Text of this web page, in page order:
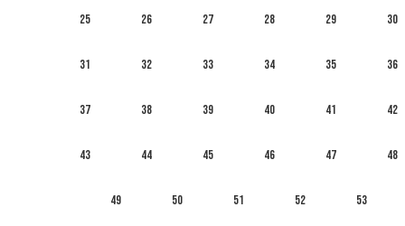
25 26 27 28 29 30
31 32 33 34 35 36
37 38 39 40 41 42
43 44 45 46 47 48
49 50 51 52 53